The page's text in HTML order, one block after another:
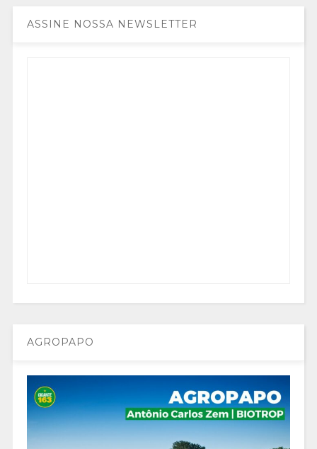
ASSINE NOSSA NEWSLETTER
AGROPAPO